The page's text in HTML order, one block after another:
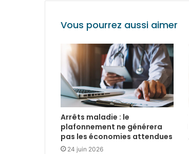
Vous pourrez aussi aimer
Arrêts maladie : le
plafonnement ne générera
pas les économies attendues
24 juin 2026